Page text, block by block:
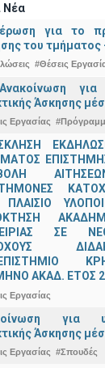
Νέα
για το
του
#Θέσεις
για
Άσκησης
Εργασίας
ΣΕ
ΑΚΑΔ. ΕΤΟΣ
Εργασίας
για
Άσκησης
Εργασίας #Σπουδές